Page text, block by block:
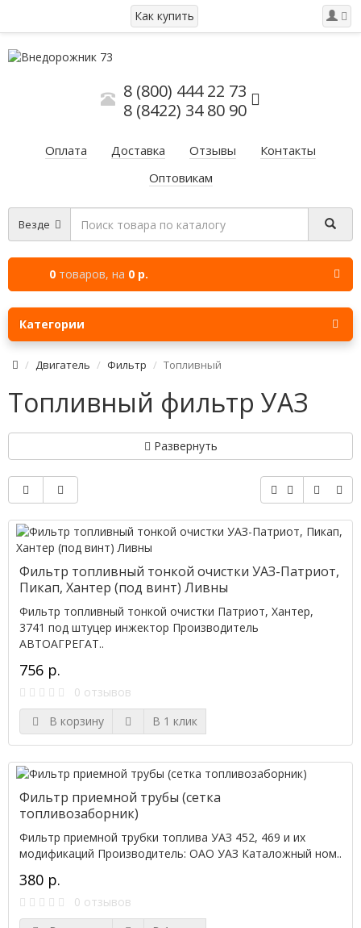
Как купить
8 (800) 444 22 73
8 (8422) 34 80 90
Оплата Доставка Отзывы
Контакты
Оптовикам
Везде
0 товаров, на 0 р.
Категории
Двигатель Фильтр Топливный
Топливный фильтр УАЗ
Развернуть
Фильтр топливный тонкой очистки УАЗ-Патриот,
Пикап, Хантер (под винт) Ливны
Фильтр топливный тонкой очистки Патриот, Хантер,
3741 под штуцер инжектор Производитель
АВТОАГРЕГАТ..
756 р.
0 отзывов
В корзину
В 1 клик
Фильтр приемной трубы (сетка
топливозаборник)
Фильтр приемной трубки топлива УАЗ 452, 469 и их
модификаций Производитель: ОАО УАЗ Каталожный ном..
380 р.
0 отзывов